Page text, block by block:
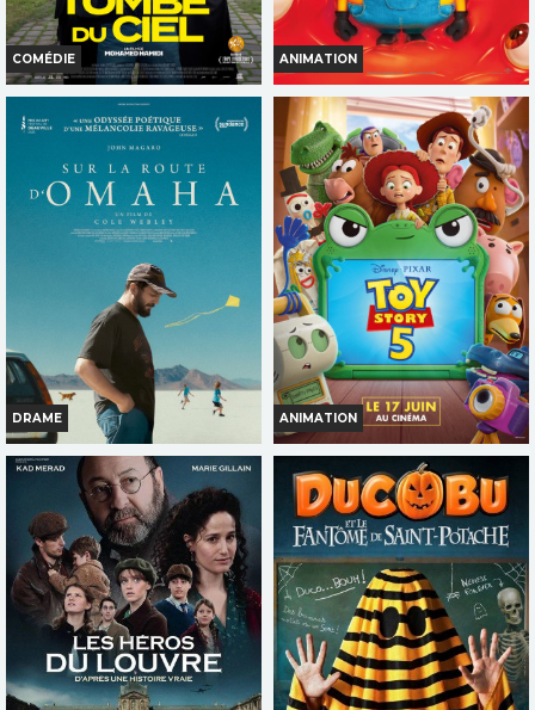
COMÉDIE
TOMBÉ DU CIEL
Horaires et Infos
Bande-annonce
Réservation
TOUT PUBLIC
ANIMATION
DES MINIONS ET DES
MONSTRES
Horaires et Infos
Bande-annonce
Réservation
TOUT PUBLIC
DRAME
SUR LA ROUTE D'OMAHA
Horaires et Infos
Bande-annonce
Réservation
TOUT PUBLIC
ANIMATION
TOY STORY 5
Horaires et Infos
Bande-annonce
Réservation
TOUT PUBLIC